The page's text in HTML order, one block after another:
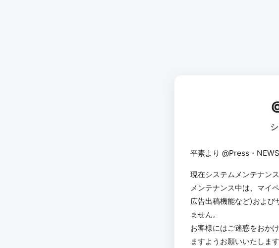
平素より @Press・
現在システムメンテナン
メンテナンス中は、マイ
広告出稿機能など)および
ません。
お客様にはご迷惑をおか
ますようお願いいたします